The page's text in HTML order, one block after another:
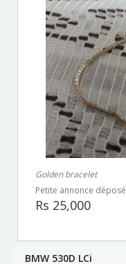
Golden bracelet
Petite annonce
Rs 25,000
BMW 530D LCi